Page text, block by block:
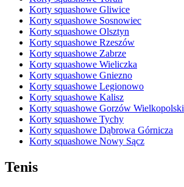
Korty squashowe Gliwice
Korty squashowe Sosnowiec
Korty squashowe Olsztyn
Korty squashowe Rzeszów
Korty squashowe Zabrze
Korty squashowe Wieliczka
Korty squashowe Gniezno
Korty squashowe Legionowo
Korty squashowe Kalisz
Korty squashowe Gorzów Wielkopolski
Korty squashowe Tychy
Korty squashowe Dąbrowa Górnicza
Korty squashowe Nowy Sącz
Tenis